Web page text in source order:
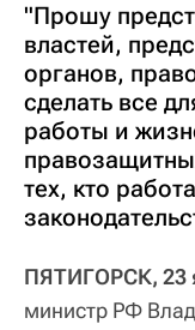
"Прошу
властей,
органов,
сделать все
работы и
тех, кто
ПЯТИГОРСК, 23
министр РФ